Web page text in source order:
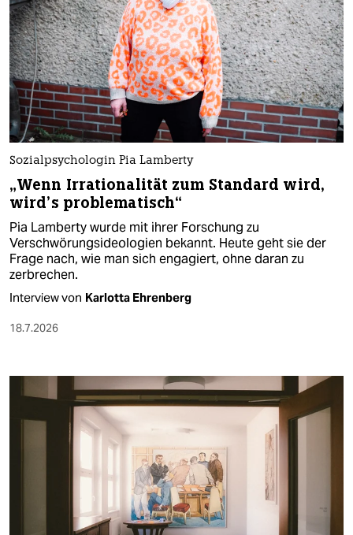
Sozialpsychologin Pia Lamberty
„Wenn Irrationalität zum Standard wird,
wird’s problematisch“
Pia Lamberty wurde mit ihrer Forschung zu
Verschwörungsideologien bekannt. Heute geht sie der
Frage nach, wie man sich engagiert, ohne daran zu
zerbrechen.
Interview von Karlotta Ehrenberg
18.7.2026